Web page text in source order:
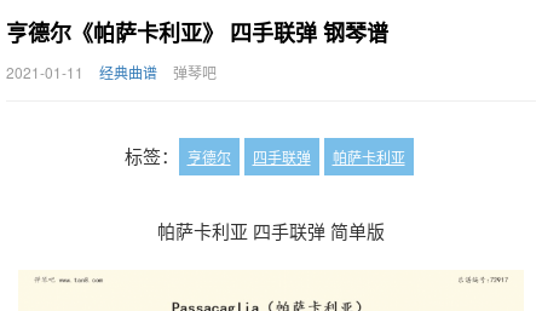
亨德尔《帕萨卡利亚》 四手联弹 钢琴谱
2021-01-11 经典曲谱 弹琴吧
标签： 亨德尔 四手联弹 帕萨卡利亚
帕萨卡利亚 四手联弹 简单版